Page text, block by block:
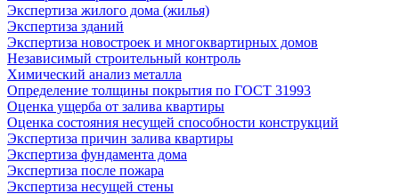
Экспертиза жилого дома (жилья)
Экспертиза зданий
Экспертиза новостроек и многоквартирных домов
Независимый строительный контроль
Химический анализ металла
Определение толщины покрытия по ГОСТ 31993
Оценка ущерба от залива квартиры
Оценка состояния несущей способности конструкций
Экспертиза причин залива квартиры
Экспертиза фундамента дома
Экспертиза после пожара
Экспертиза несущей стены